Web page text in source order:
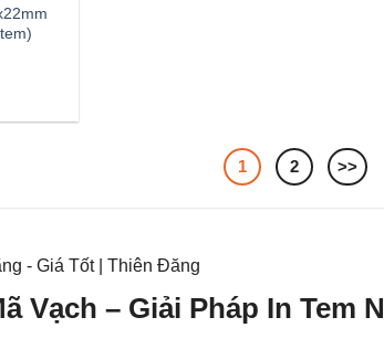
1 2 >>
- Giá Tốt | Thiên Đăng
Vạch – Giải Pháp In Tem